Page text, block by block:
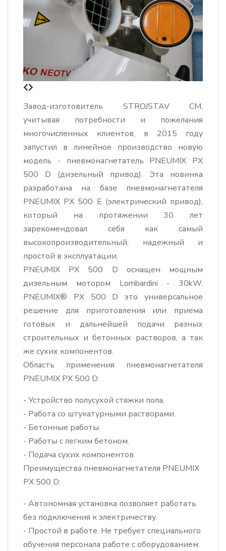
Завод-изготовитель STROJSTAV CM,
учитывая потребности и пожелания
многочисленных клиентов, в 2015 году
запустил в линейное производство новую
модель - пневмонагнетатель PNEUMIX PX
500 D (дизельный привод). Эта новинка
разработана на базе пневмонагнетателя
PNEUMIX PX 500 Е (электрический привод),
который на протяжении 30 лет
зарекомендовал себя как самый
высокопроизводительный, надежный и
простой в эксплуатации.
PNEUMIX PX 500 D оснащен мощным
дизельным мотором Lombardini - 30kW.
PNEUMIX® PX 500 D это универсальное
решение для приготовления или приема
готовых и дальнейшей подачи разных
строительных и бетонных растворов, а так
же сухих компонентов.
Область применения пневмонагнетателя
PNEUMIX PX 500 D:
- Устройство полусухой стяжки пола.
- Работа со штукатурными растворами.
- Бетонные работы.
- Работы с легким бетоном.
- Подача сухих компонентов.
Преимущества пневмонагнетателя PNEUMIX
РХ 500 D:
- Автономная установка позволяет работать
без подключения к электричеству.
- Простой в работе. Не требует специального
обучения персонала работе с оборудованием.